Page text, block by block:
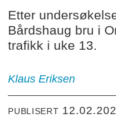
Etter
Bårdshaug bru i
trafikk i uke 13.
Klaus Eriksen
PUBLISERT